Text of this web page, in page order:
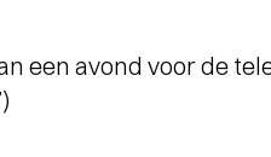
een avond voor de